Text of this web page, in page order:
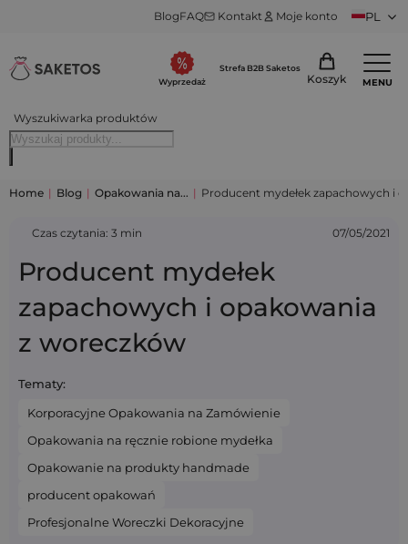
BlogFAQ Kontakt Moje konto PL
Wyszukiwarka produktów
Wyprzedaż
Strefa B2B Saketos
Koszyk MENU
Home | Blog | Opakowania na... | Producent mydełek zapachowych i
Czas czytania: 3 min 07/05/2021
Producent mydełek
zapachowych i opakowania
z woreczków
Tematy:
Korporacyjne Opakowania na Zamówienie
Opakowania na ręcznie robione mydełka
Opakowanie na produkty handmade
producent opakowań
Profesjonalne Woreczki Dekoracyjne